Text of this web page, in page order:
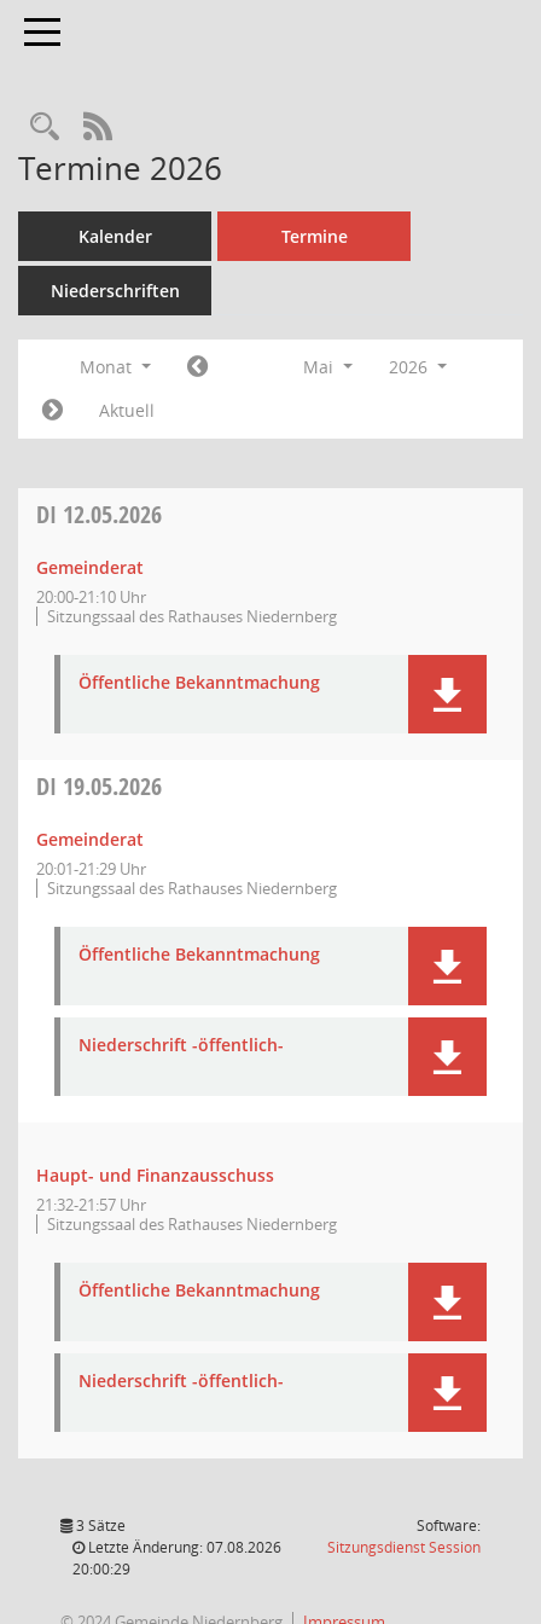
Toggle navigation
Rechercheauswahl
RSS-Feed
Termine 2026
Kalender Termine
Niederschriften
Monat Mai
2026
Aktuell
DI 12.05.2026
Gemeinderat
20:00-21:10 Uhr
Sitzungssaal des Rathauses Niedernberg
Öffentliche Bekanntmachung
DI 19.05.2026
Gemeinderat
20:01-21:29 Uhr
Sitzungssaal des Rathauses Niedernberg
Öffentliche Bekanntmachung
Niederschrift -öffentlich-
Haupt- und Finanzausschuss
21:32-21:57 Uhr
Sitzungssaal des Rathauses Niedernberg
Öffentliche Bekanntmachung
Niederschrift -öffentlich-
3 Sätze
Letzte Änderung: 07.08.2026
20:00:29
Software:
SitzungsdienstSession(Wird in